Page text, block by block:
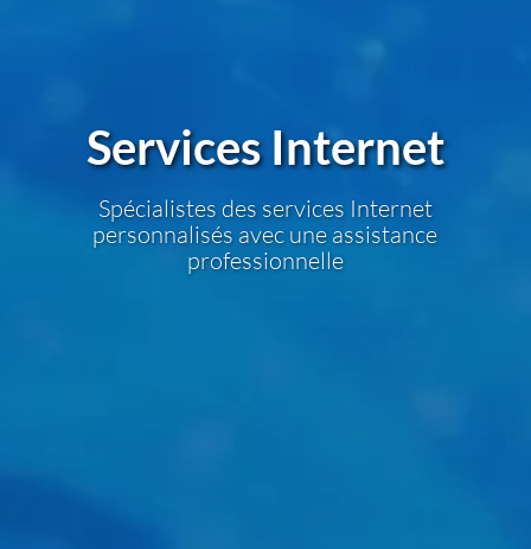
Services Internet
Spécialistes des services Internet
personnalisés avec une assistance
professionnelle